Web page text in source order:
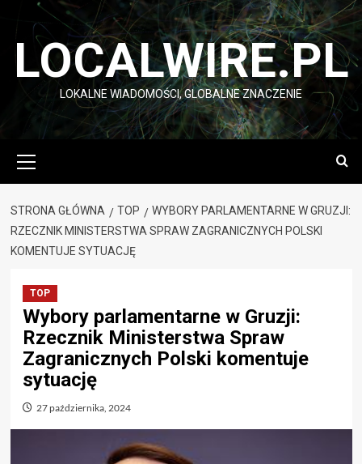
Przejdź
LOCALWIRE.PL
LOKALNE WIADOMOŚCI, GLOBALNE ZNACZENIE
główne
STRONA GŁÓWNA TOP
WYBORY PARLAMENTARNE W GRUZJI:
RZECZNIK MINISTERSTWA SPRAW ZAGRANICZNYCH POLSKI
KOMENTUJE SYTUACJĘ
TOP
Wybory parlamentarne w Gruzji:
Rzecznik Ministerstwa Spraw
Zagranicznych Polski komentuje
sytuację
27 października, 2024